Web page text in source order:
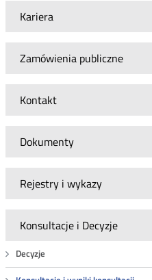
Kariera
Zamówienia publiczne
Kontakt
Dokumenty
Rejestry i wykazy
Konsultacje i Decyzje
Decyzje